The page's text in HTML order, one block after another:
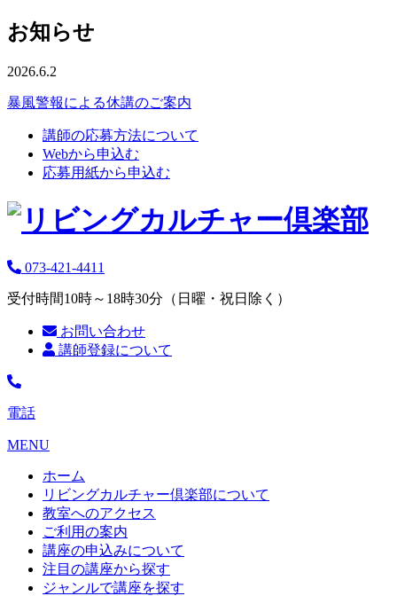
お知らせ
2026.6.2
暴風警報による休講のご案内
講師の応募方法について
Webから申込む
応募用紙から申込む
073-421-4411
受付時間10時～18時30分（日曜・祝日除く）
お問い合わせ
講師登録について
電話
MENU
ホーム
リビングカルチャー倶楽部について
教室へのアクセス
ご利用の案内
講座の申込みについて
注目の講座から探す
ジャンルで講座を探す